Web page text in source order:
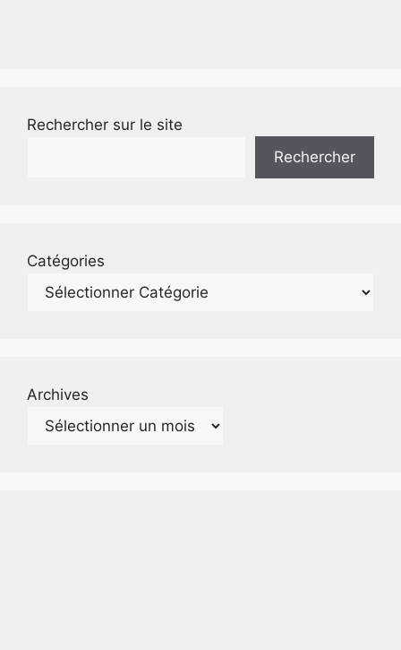
Rechercher sur le site
Rechercher
Catégories
Archives